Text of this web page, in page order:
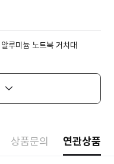
루미늄 노트북 거치대
상품문의 연관상품